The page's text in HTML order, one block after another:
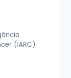
(IARC)